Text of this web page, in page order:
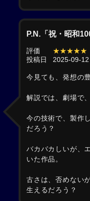
P.N.「祝・昭和
評価
★★★★★
投稿日
2025-09-12
今見ても、発想の
解説では、劇場で
今の技術で、製作
だろう？
バカバカしいが、
いた作品。
古さは、否めない
生えるだろう？